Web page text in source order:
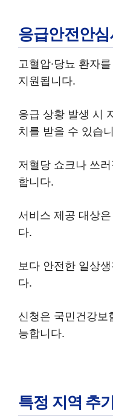
응급안전안
고혈압·당뇨 환자
지원됩니다.
응급 상황 발생 시
치를 받을 수 있습
저혈당 쇼크나 쓰
합니다.
서비스 제공 대상
다.
보다 안전한 일상
다.
신청은 국민건강보
능합니다.
특정 지역 추